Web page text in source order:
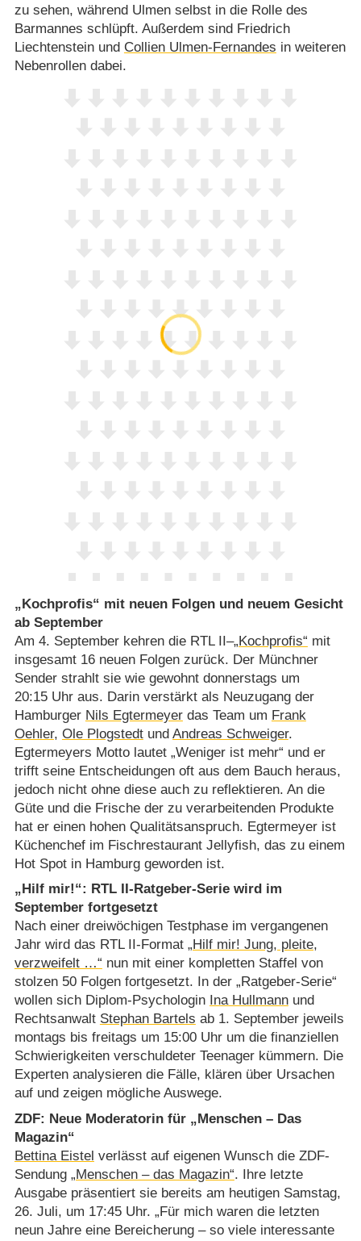
zu sehen, während Ulmen selbst in die Rolle des
Barmannes schlüpft. Außerdem sind Friedrich
Liechtenstein und Collien Ulmen-Fernandes in weiteren
Nebenrollen dabei.
„Kochprofis“ mit neuen Folgen und neuem Gesicht
ab September
Am 4. September kehren die RTL II–„Kochprofis“ mit
insgesamt 16 neuen Folgen zurück. Der Münchner
Sender strahlt sie wie gewohnt donnerstags um
20:15 Uhr aus. Darin verstärkt als Neuzugang der
Hamburger Nils Egtermeyerdas Team um Frank
Oehler, Ole Plogstedtund Andreas Schweiger.
Egtermeyers Motto lautet „Weniger ist mehr“ und er
trifft seine Entscheidungen oft aus dem Bauch heraus,
jedoch nicht ohne diese auch zu reflektieren. An die
Güte und die Frische der zu verarbeitenden Produkte
hat er einen hohen Qualitätsanspruch. Egtermeyer ist
Küchenchef im Fischrestaurant Jellyfish, das zu einem
Hot Spot in Hamburg geworden ist.
„Hilf mir!“: RTL II-Ratgeber-Serie wird im
September fortgesetzt
Nach einer dreiwöchigen Testphase im vergangenen
Jahr wird das RTL II-Format „Hilf mir! Jung, pleite,
verzweifelt …“ nun mit einer kompletten Staffel von
stolzen 50 Folgen fortgesetzt. In der „Ratgeber-Serie“
wollen sich Diplom-Psychologin Ina Hullmannund
Rechtsanwalt Stephan Bartels ab 1. September jeweils
montags bis freitags um 15:00 Uhr um die finanziellen
Schwierigkeiten verschuldeter Teenager kümmern. Die
Experten analysieren die Fälle, klären über Ursachen
auf und zeigen mögliche Auswege.
ZDF: Neue Moderatorin für „Menschen – Das
Magazin“
Bettina Eistel verlässt auf eigenen Wunsch die ZDF-
Sendung „Menschen – das Magazin“. Ihre letzte
Ausgabe präsentiert sie bereits am heutigen Samstag,
26. Juli, um 17:45 Uhr. „Für mich waren die letzten
neun Jahre eine Bereicherung – so viele interessante